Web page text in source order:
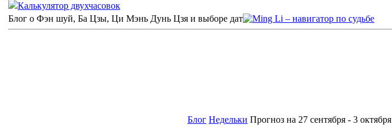
Калькулятор двухчасовок
Блог о Фэн шуй, Ба Цзы, Ци Мэнь Дунь Цзя и выборе дат
Блог Недельки Прогноз на 27 сентября - 3 октября